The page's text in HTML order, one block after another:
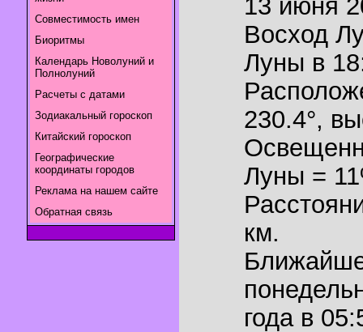
Совместимость имен
Биоритмы
Календарь Новолуний и
Полнолуний
Расчеты с датами
Зодиакальный гороскоп
Китайский гороскоп
Географические
координаты городов
Реклама на нашем сайте
Обратная связь
13 июня
Восход
Луны в
230.4°,
Луны =
км.
года в